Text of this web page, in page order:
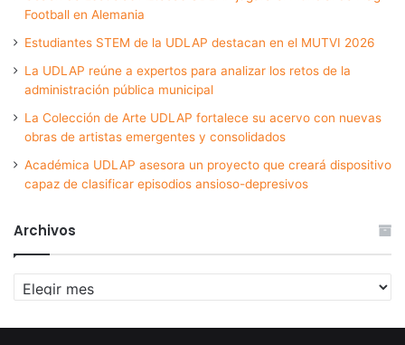
Football en Alemania
Estudiantes STEM de la UDLAP destacan en el MUTVI 2026
La UDLAP reúne a expertos para analizar los retos de la
administración pública municipal
La Colección de Arte UDLAP fortalece su acervo con nuevas
obras de artistas emergentes y consolidados
Académica UDLAP asesora un proyecto que creará dispositivo
capaz de clasificar episodios ansioso-depresivos
Archivos
Archivos